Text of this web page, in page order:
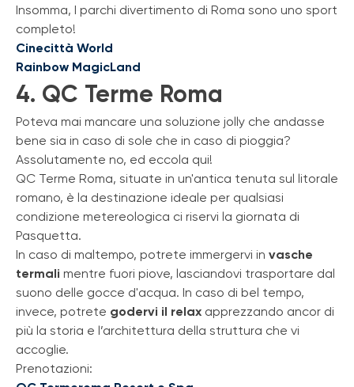
Insomma, I parchi divertimento di Roma sono uno sport
completo!
Cinecittà World
Rainbow MagicLand
4. QC Terme Roma
Poteva mai mancare una soluzione jolly che andasse
bene sia in caso di sole che in caso di pioggia?
Assolutamente no, ed eccola qui!
QC Terme Roma, situate in un'antica tenuta sul litorale
romano, è la destinazione ideale per qualsiasi
condizione metereologica ci riservi la giornata di
Pasquetta.
In caso di maltempo, potrete immergervi in vasche
termali mentre fuori piove, lasciandovi trasportare dal
suono delle gocce d'acqua. In caso di bel tempo,
invece, potrete godervi il relax apprezzando ancor di
più la storia e l’architettura della struttura che vi
accoglie.
Prenotazioni: